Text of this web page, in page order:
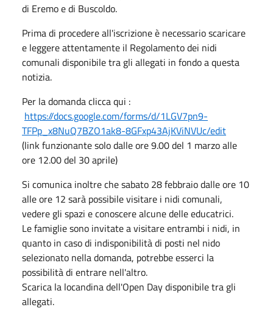
di Eremo e di Buscoldo.
Prima di procedere all'iscrizione è necessario scaricare
e leggere attentamente il Regolamento dei nidi
comunali disponibile tra gli allegati in fondo a questa
notizia.
Per la domanda clicca qui :
https://docs.google.com/forms/d/1LGV7pn9-
TFPp_x8NuQ7BZO1ak8-8GFxp43AjKViNVUc/edit
(link funzionante solo dalle ore 9.00 del 1 marzo alle
ore 12.00 del 30 aprile)
Si comunica inoltre che sabato 28 febbraio dalle ore 10
alle ore 12 sarà possibile visitare i nidi comunali,
vedere gli spazi e conoscere alcune delle educatrici.
Le famiglie sono invitate a visitare entrambi i nidi, in
quanto in caso di indisponibilità di posti nel nido
selezionato nella domanda, potrebbe esserci la
possibilità di entrare nell'altro.
Scarica la locandina dell'Open Day disponibile tra gli
allegati.